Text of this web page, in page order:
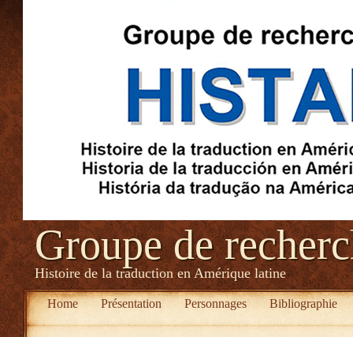
Groupe de
Histoire de la traduction en Amérique latine
Home Présentation Personnages Bibliographie